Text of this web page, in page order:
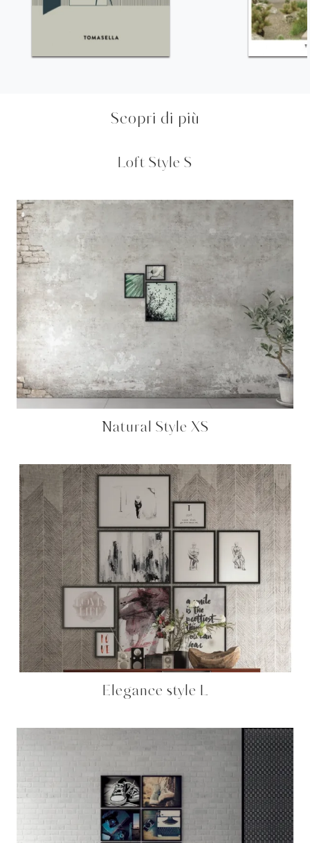
Scopri di più
Loft Style S
Natural Style XS
Elegance style L